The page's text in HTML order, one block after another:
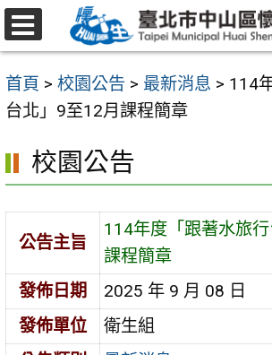
跳
至
要
內
區
首頁 > 校園公告 > 最新消息 > 114
台北」9至12月課程簡章
校園公告
公告主旨
114年度「跟著水旅
課程簡章
發佈日期
2025 年 9 月 08 日
發佈單位
衛生組
選
單